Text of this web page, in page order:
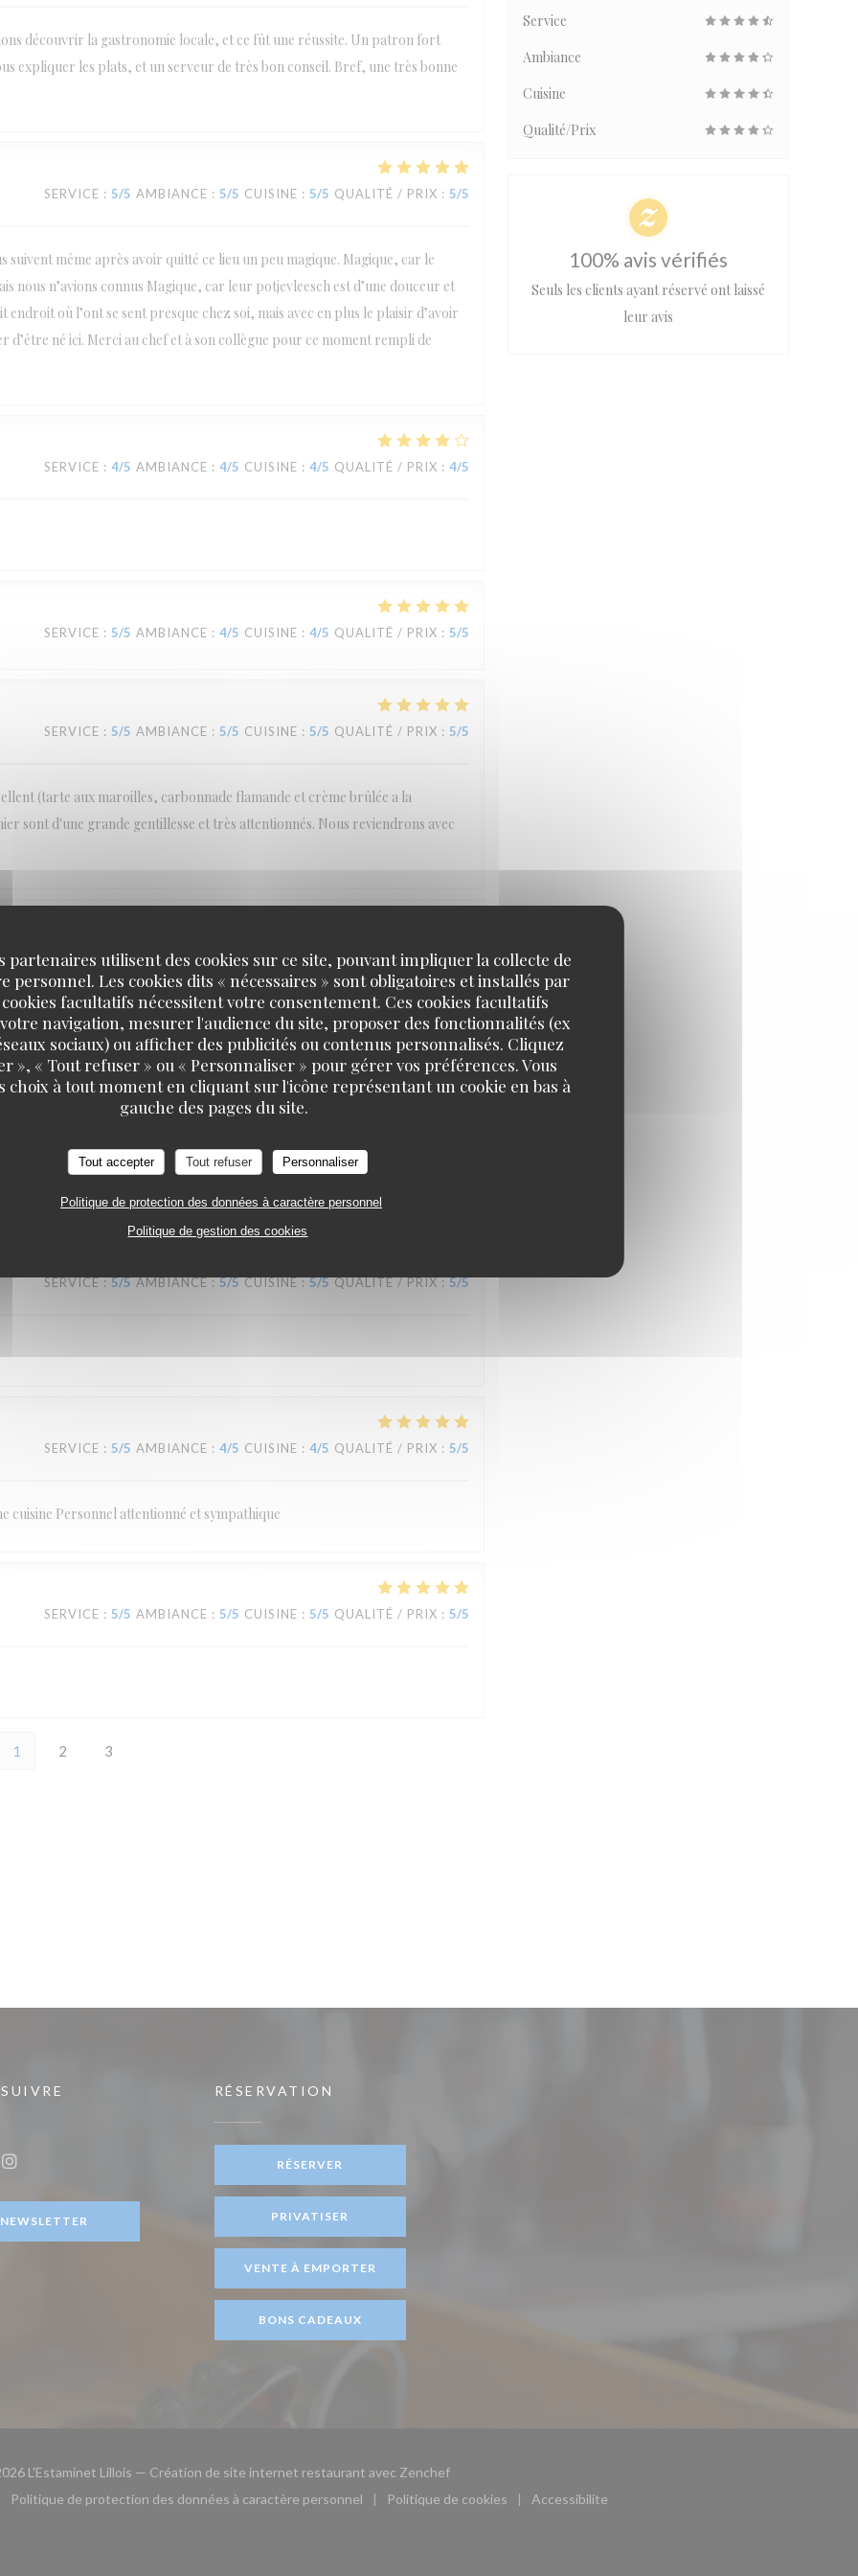
partenaires utilisent des cookies sur ce site, pouvant impliquer la collecte de
personnel. Les cookies dits « nécessaires » sont obligatoires et installés par
facultatifs nécessitent votre consentement. Ces cookies facultatifs
navigation, mesurer l'audience du site, proposer des fonctionnalités (ex
sociaux) ou afficher des publicités ou contenus personnalisés. Cliquez
», « Tout refuser » ou « Personnaliser » pour gérer vos préférences. Vous
choix à tout moment en cliquant sur l'icône représentant un cookie en bas à
gauche des pages du site.
Tout accepter Tout refuser Personnaliser
Politique de protection des données à caractère personnel
Politique de gestion des cookies
découvrir la gastronomie locale, et ce fût une réussite. Un patron fort
expliquer les plats, et un serveur de très bon conseil. Bref, une très bonne
SERVICE : 5/5 AMBIANCE : 5/5 CUISINE : 5/5 QUALITÉ / PRIX : 5/5
même après avoir quitté ce lieu un peu magique. Magique, car le
nous n’avions connus Magique, car leur potjevleesch est d’une douceur et
endroit où l’ont se sent presque chez soi, mais avec en plus le plaisir d’avoir
d’être né ici. Merci au chef et à son collègue pour ce moment rempli de
SERVICE : 4/5 AMBIANCE : 4/5 CUISINE : 4/5 QUALITÉ / PRIX : 4/5
SERVICE : 5/5 AMBIANCE : 4/5 CUISINE : 4/5 QUALITÉ / PRIX : 5/5
SERVICE : 5/5 AMBIANCE : 5/5 CUISINE : 5/5 QUALITÉ / PRIX : 5/5
(tarte aux maroilles, carbonnade flamande et crème brûlée a la
sont d'une grande gentillesse et très attentionnés. Nous reviendrons avec
SERVICE 5/5 AMBIANCE 5 /5 5 QUALITÉ / PRIX
que nous sommes avons été ravis ! Nous recommandons !
/5 AMBIANCE : 4/5 CUISINE:
nous y reviendrons !
SERVICE: 5/5 AMBIANCE: 5/5 CUISINE: 5/5 QUALITÉ / PRIX: 5/5
SERVICE : 5/5 AMBIANCE : 4/5 CUISINE : 4/5 QUALITÉ / PRIX : 5/5
cuisine Personnel attentionné et sympathique
SERVICE : 5/5 AMBIANCE : 5/5 CUISINE : 5/5 QUALITÉ / PRIX : 5/5
1 2 3
Service
Ambiance
Cuisine
Qualité/Prix
100% avis vérifiés
Seuls les clients ayant réservé ont laissé
leur avis
NEWSLETTER
RÉSERVATION
RÉSERVER
PRIVATISER
VENTE À EMPORTER
BONS CADEAUX
L'Estaminet Lillois — Création de site internet restaurant avec Zenchef((ouvre une nouvelle fenêtre))
fenêtre))
une nouvelle fenêtre))
Politique de protection des données à caractère personnel
((ouvre une nouvelle fenêtre))
Politique de cookies
((ouvre une nouvelle fenêtre))
Accessibilite